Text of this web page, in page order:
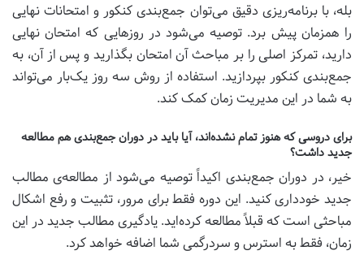
بله، با برنامه‌ریزی دقیق می‌توان جمع‌بندی کنکور و امتحانات نهایی
را همزمان پیش برد. توصیه می‌شود در روزهایی که امتحان نهایی
دارید، تمرکز اصلی را بر مباحث آن امتحان بگذارید و پس از آن، به
جمع‌بندی کنکور بپردازید. استفاده از روش سه روز یک‌بار می‌تواند
به شما در این مدیریت زمان کمک کند.
برای دروسی که هنوز تمام نشده‌اند، آیا باید در دوران جمع‌بندی هم مطالعه
جدید داشت؟
خیر، در دوران جمع‌بندی اکیداً توصیه می‌شود از مطالعه‌ی مطالب
جدید خودداری کنید. این دوره فقط برای مرور، تثبیت و رفع اشکال
مباحثی است که قبلاً مطالعه کرده‌اید. یادگیری مطالب جدید در این
زمان، فقط به استرس و سردرگمی شما اضافه خواهد کرد.